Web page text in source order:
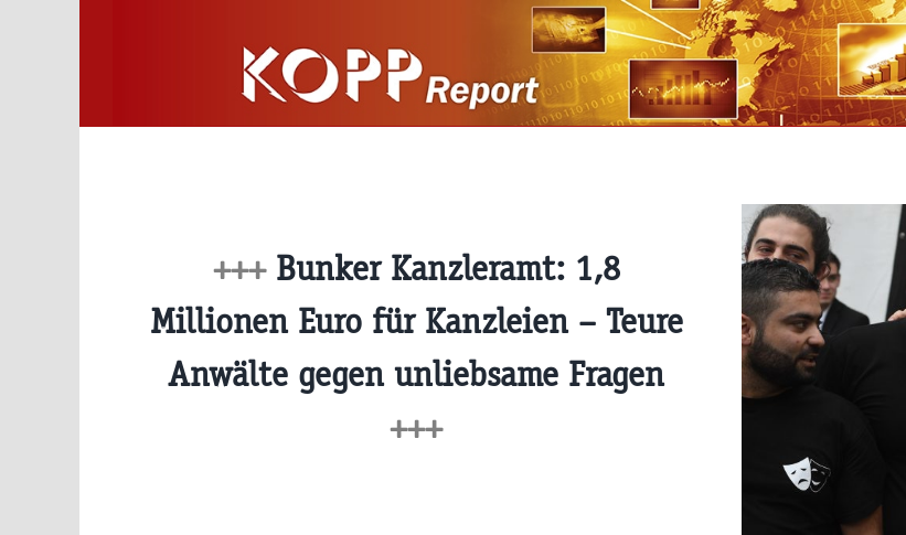
+++ Bunker Kanzleramt: 1,8
Millionen Euro für Kanzleien – Teure
Anwälte gegen unliebsame Fragen
+++